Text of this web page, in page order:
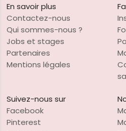
En savoir plus
Contactez-nous
Qui sommes-nous ?
Jobs et stages
Partenaires
Mentions légales
Suivez-nous sur
Facebook
Pinterest